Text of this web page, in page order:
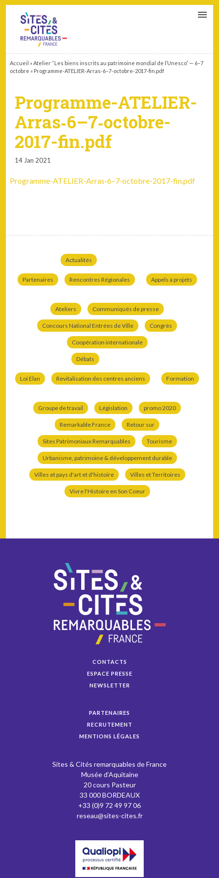
Accueil »Atelier “Les biens inscrits au patrimoine mondial de l’Unesco” — 6–7
octobre » Programme-ATELIER-Arras‑6–7‑octobre-2017-fin.pdf
Programme-ATELIER-
Arras‑6–7‑octobre-
2017-fin.pdf
14 Jan 2021
Programme-ATELIER-Arras‑6–7‑octobre-2017-fin.pdf
Actualités
Partenaires Rencontres Régionales Appels à projets
Ateliers Communiqués de presse
Concours National Entrées de Ville Congrès
Coopération internationale
Débats
Loi Elan Revitalisation des centres anciens Formation
Groupe de travail Législation promo 2020
Remarkable France Retour sur
Sites Patrimoniaux Remarquables Tourisme
Urbanisme, patrimoine & développement durable
Villes et pays d'art et d'histoire Villes et Territoires
Vivre l'Histoire en Son Coeur
CONTACTS
ESPACE PRESSE
NEWSLETTER
PARTENAIRES
RECRUTEMENT
MENTIONS LÉGALES
Sites & Cités remarquables de France
Musée d’Aquitaine
20 cours Pasteur
33 000 BORDEAUX
+33 (0)9 72 49 97 06
reseau@sites-cites.fr